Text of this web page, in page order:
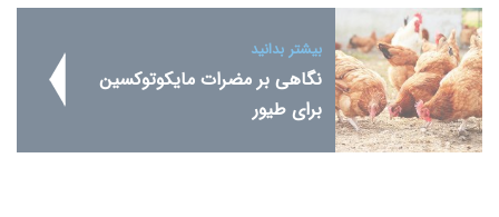
بیشتر بدانید
نگاهی بر مضرات مایکوتوکسین
برای طیور